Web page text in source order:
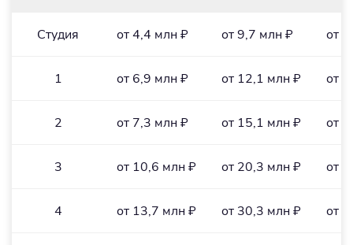
Студия от 4,4 млн ₽ от 9,7 млн ₽ от
1 от 6,9 млн ₽ от 12,1 млн ₽ от
2 от 7,3 млн ₽ от 15,1 млн ₽ от
3 от 10,6 млн ₽ от 20,3 млн ₽ от
4 от 13,7 млн ₽ от 30,3 млн ₽ от